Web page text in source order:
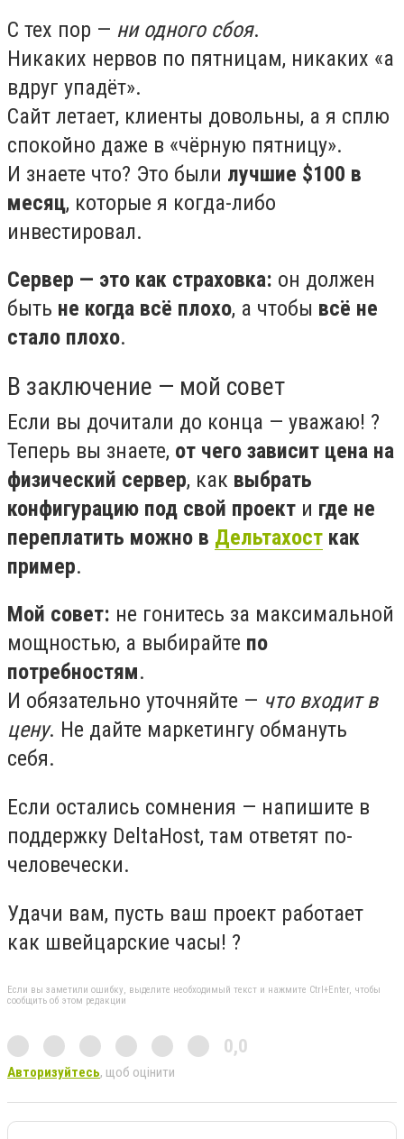
С тех пор — ни одного сбоя.
Никаких нервов по пятницам, никаких «а
вдруг упадёт».
Сайт летает, клиенты довольны, а я сплю
спокойно даже в «чёрную пятницу».
И знаете что? Это были лучшие $100 в
месяц, которые я когда-либо
инвестировал.
Сервер — это как страховка: он должен
быть не когда всё плохо, а чтобы всё не
стало плохо.
В заключение — мой совет
Если вы дочитали до конца — уважаю! ?
Теперь вы знаете, от чего зависит цена на
физический сервер, как выбрать
конфигурацию под свой проект и где не
переплатить можно в Дельтахост как
пример.
Мой совет: не гонитесь за максимальной
мощностью, а выбирайте по
потребностям.
И обязательно уточняйте — что входит в
цену. Не дайте маркетингу обмануть
себя.
Если остались сомнения — напишите в
поддержку DeltaHost, там ответят по-
человечески.
Удачи вам, пусть ваш проект работает
как швейцарские часы! ?
Если вы заметили ошибку, выделите необходимый текст и нажмите Ctrl+Enter, чтобы
сообщить об этом редакции
0,0
Авторизуйтесь, щоб оцінити